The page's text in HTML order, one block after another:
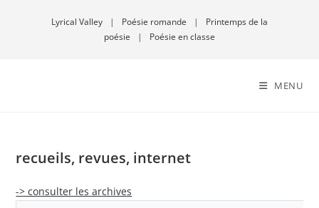
Lyrical Valley | Poésie romande |
Printemps de la
poésie
| Poésie en classe
MENU
recueils, revues, internet
-> consulter les archives